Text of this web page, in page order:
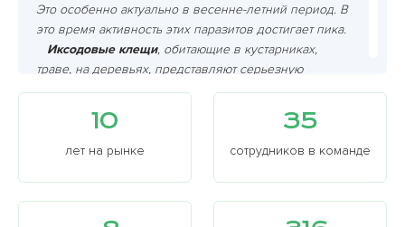
Это особенно актуально в весенне-летний период. В
это время активность этих паразитов достигает пика.
Иксодовые клещи, обитающие в кустарниках,
траве, на деревьях, представляют серьезную
опасность. Они являются переносчиками таких
болезней как энцефалит и боррелиоз.
Кровососущие членистоногие питаются кровью
своих жертв, включая человека и собаку. Их укусы
на открытую землю, но и прятаться в тканях одежды
10
лет на рынке
35
сотрудников в команде